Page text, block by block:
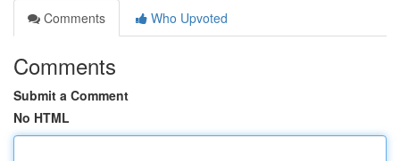
Comments
Who Upvoted
Comments
Submit a Comment
No HTML